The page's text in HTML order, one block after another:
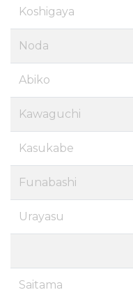
Koshigaya
Noda
Abiko
Kawaguchi
Kasukabe
Funabashi
Urayasu
Saitama